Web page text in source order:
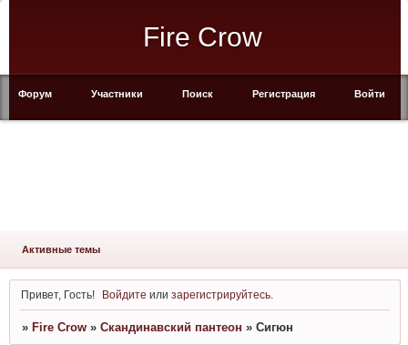
Fire Crow
Форум Участники Поиск Регистрация Войти
Активные темы
Привет, Гость! Войдите илизарегистрируйтесь
» Fire Crow » Скандинавский пантеон » Сигюн